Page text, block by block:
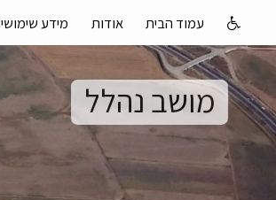
עמוד הבית אודות מידע שימושי
מושב נהלל